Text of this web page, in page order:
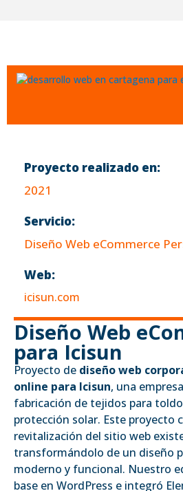
Proyecto realizado en:
2021
Servicio:
Diseño Web eCommerce
Web:
icisun.com
Diseño Web
para Icisun
Proyecto de diseño web
online para Icisun, una
fabricación de tejidos para
protección solar. Este proyecto
revitalización del sitio web
transformándolo de un diseño
moderno y funcional. Nuestro
base en WordPress e integró